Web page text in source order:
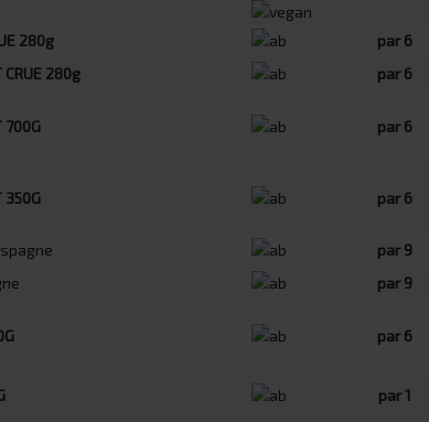
280g par 6
CRUE 280g par 6
700G
par 6
350G
par 6
par 9
par 9
par 6
par 1